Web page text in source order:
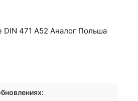
DIN 471 А52 Аналог Польша